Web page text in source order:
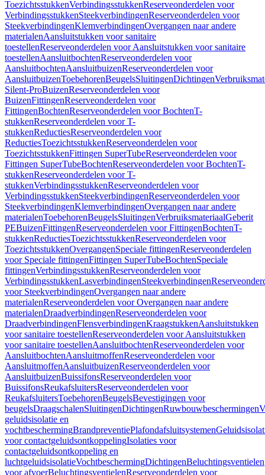
ToezichtsstukkenVerbindingsstukkenReserveonderdelen voor
VerbindingsstukkenSteekverbindingenReserveonderdelen voor
SteekverbindingenKlemverbindingenOvergangen naar andere
materialenAansluitstukken voor sanitaire
toestellenReserveonderdelen voor Aansluitstukken voor sanitaire
toestellenAansluitbochtenReserveonderdelen voor
AansluitbochtenAansluitbuizenReserveonderdelen voor
AansluitbuizenToebehorenBeugelsSluitingenDichtingen
Silent-ProBuizenReserveonderdelen voor
BuizenFittingenReserveonderdelen voor
FittingenBochtenReserveonderdelen voor BochtenT-
stukkenReserveonderdelen voor T-
stukkenReductiesReserveonderdelen voor
ReductiesToezichtsstukkenReserveonderdelen voor
ToezichtsstukkenFittingen SuperTubeReserveonderdelen voor
Fittingen SuperTubeBochtenReserveonderdelen voor BochtenT-
stukkenReserveonderdelen voor T-
stukkenVerbindingsstukkenReserveonderdelen voor
VerbindingsstukkenSteekverbindingenReserveonderdelen voor
SteekverbindingenKlemverbindingenOvergangen naar andere
materialenToebehorenBeugelsSluitingenVerbruiksmateriaalGeberit
PEBuizenFittingenReserveonderdelen voor FittingenBochtenT-
stukkenReductiesToezichtsstukkenReserveonderdelen voor
ToezichtsstukkenOvergangenSpeciale fittingenReserveonderdelen
voor Speciale fittingenFittingen SuperTubeBochtenSpeciale
fittingenVerbindingsstukkenReserveonderdelen voor
VerbindingsstukkenLasverbindingenSteekverbindingen
voor SteekverbindingenOvergangen naar andere
materialenReserveonderdelen voor Overgangen naar andere
materialenDraadverbindingenReserveonderdelen voor
DraadverbindingenFlensverbindingenKraagstukkenAansluitstukken
voor sanitaire toestellenReserveonderdelen voor Aansluitstukken
voor sanitaire toestellenAansluitbochtenReserveonderdelen voor
AansluitbochtenAansluitmoffenReserveonderdelen voor
AansluitmoffenAansluitbuizenReserveonderdelen voor
AansluitbuizenBuissifonsReserveonderdelen voor
BuissifonsReukafsluitersReserveonderdelen voor
ReukafsluitersToebehorenBeugelsBevestigingen voor
beugelsDraagschalenSluitingenDichtingenRuwbouwbeschermingen
geluidsisolatie en
vochtbeschermingBrandpreventiePlafondafsluitsystemen
voor contactgeluidsontkoppelingIsolaties voor
contactgeluidsontkoppeling en
luchtgeluidsisolatieVochtbeschermingDichtingenBeluchtingsventielen
voor afvoerBeluchtingsventielenReserveonderdelen voor